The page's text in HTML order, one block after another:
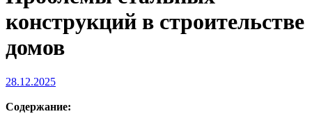
конструкций в строительстве
домов
28.12.2025
Содержание: